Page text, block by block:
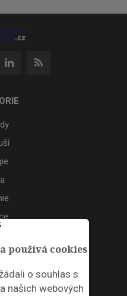
používá cookies
o souhlas s
našich webových